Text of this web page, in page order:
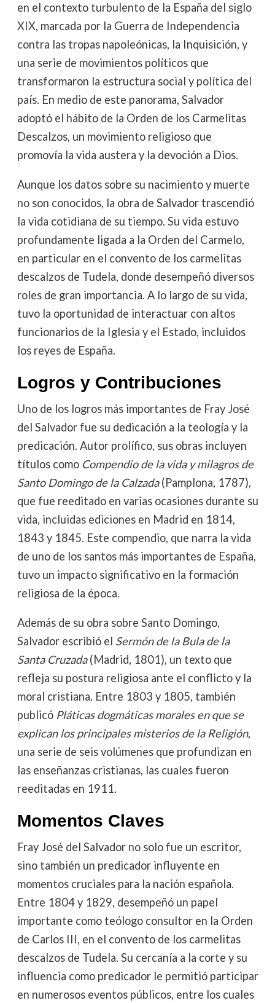
en el contexto turbulento de la España del siglo
XIX, marcada por la Guerra de Independencia
contra las tropas napoleónicas, la Inquisición, y
una serie de movimientos políticos que
transformaron la estructura social y política del
país. En medio de este panorama, Salvador
adoptó el hábito de la Orden de los Carmelitas
Descalzos, un movimiento religioso que
promovía la vida austera y la devoción a Dios.
Aunque los datos sobre su nacimiento y muerte
no son conocidos, la obra de Salvador trascendió
la vida cotidiana de su tiempo. Su vida estuvo
profundamente ligada a la Orden del Carmelo,
en particular en el convento de los carmelitas
descalzos de Tudela, donde desempeñó diversos
roles de gran importancia. A lo largo de su vida,
tuvo la oportunidad de interactuar con altos
funcionarios de la Iglesia y el Estado, incluidos
los reyes de España.
Logros y Contribuciones
Uno de los logros más importantes de Fray José
del Salvador fue su dedicación a la teología y la
predicación. Autor prolífico, sus obras incluyen
títulos como Compendio de la vida y milagros de
Santo Domingo de la Calzada(Pamplona, 1787),
que fue reeditado en varias ocasiones durante su
vida, incluidas ediciones en Madrid en 1814,
1843 y 1845. Este compendio, que narra la vida
de uno de los santos más importantes de España,
tuvo un impacto significativo en la formación
religiosa de la época.
Además de su obra sobre Santo Domingo,
Salvador escribió el Sermón de la Bula de la
Santa Cruzada(Madrid, 1801), un texto que
refleja su postura religiosa ante el conflicto y la
moral cristiana. Entre 1803 y 1805, también
publicó Pláticas dogmáticas morales en que se
explican los principales misterios de la Religión,
una serie de seis volúmenes que profundizan en
las enseñanzas cristianas, las cuales fueron
reeditadas en 1911.
Momentos Claves
Fray José del Salvador no solo fue un escritor,
sino también un predicador influyente en
momentos cruciales para la nación española.
Entre 1804 y 1829, desempeñó un papel
importante como teólogo consultor en la Orden
de Carlos III, en el convento de los carmelitas
descalzos de Tudela. Su cercanía a la corte y su
influencia como predicador le permitió participar
en numerosos eventos públicos, entre los cuales